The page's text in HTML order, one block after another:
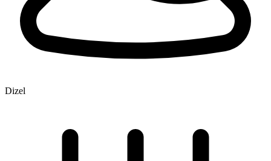
Dizel